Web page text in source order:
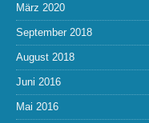
März 2020
September 2018
August 2018
Juni 2016
Mai 2016